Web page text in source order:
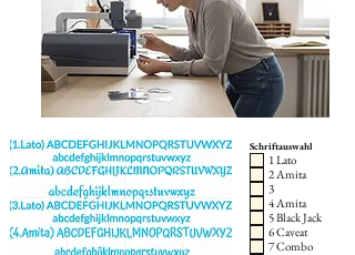
Schriftauswahl
1 Lato
2 Amita
3
4 Amita
5 Black Jack
6 Caveat
7 Combo